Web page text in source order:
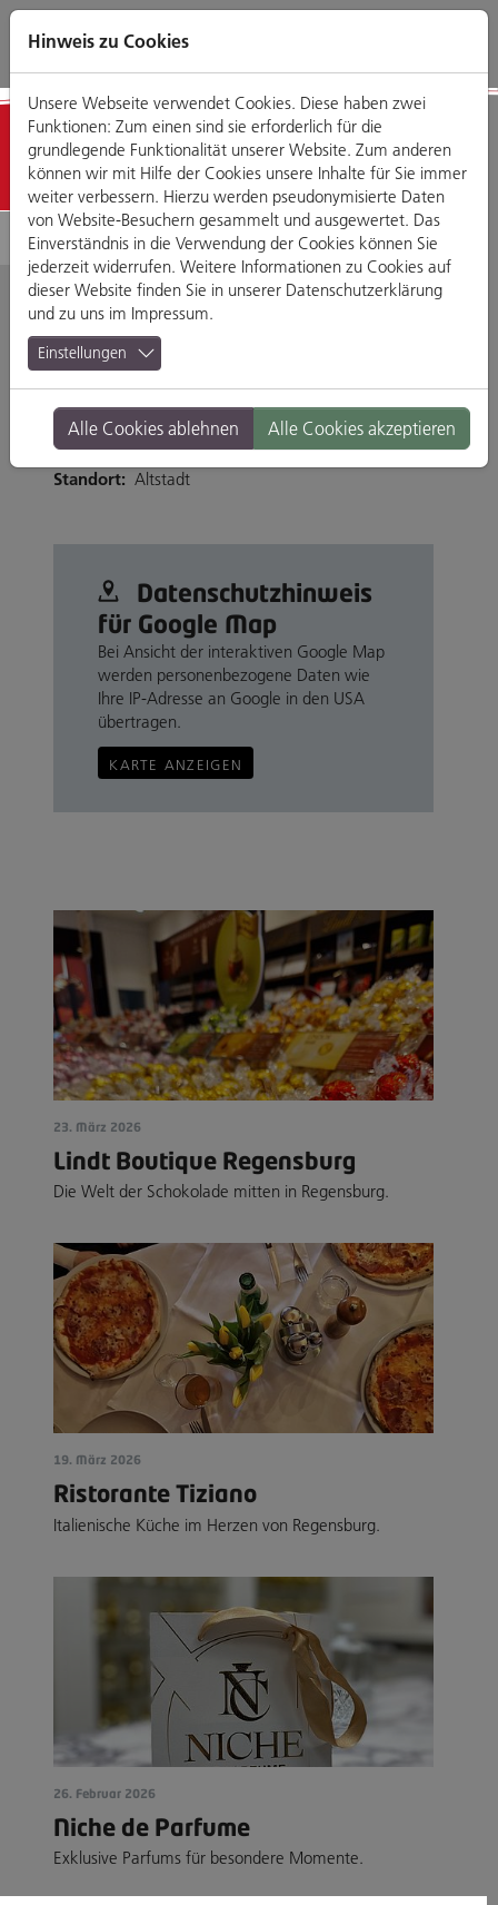
Direkt
zum
Zum
Hauptmenü
Zum
Footermenü
Zur
Website-
Detailansicht
Cupcakery
Domstraße 1, 93047 Regensburg
http://www.cupcakery-regensburg.de/
Branche: Cafés
Standort: Altstadt
Datenschutz­hinweis
für Google Map
Bei Ansicht der interaktiven Google Map
werden personenbezogene Daten wie
Ihre IP-Adresse an Google in den USA
übertragen.
KARTE ANZEIGEN
23. März 2026
Lindt Boutique Regensburg
Die Welt der Schokolade mitten in Regensburg.
19. März 2026
Ristorante Tiziano
Italienische Küche im Herzen von Regensburg.
26. Februar 2026
Niche de Parfume
Exklusive Parfums für besondere Momente.
Hinweis zu Cookies
Unsere Webseite verwendet Cookies. Diese haben zwei
Funktionen: Zum einen sind sie erforderlich für die
grundlegende Funktionalität unserer Website. Zum anderen
können wir mit Hilfe der Cookies unsere Inhalte für Sie immer
weiter verbessern. Hierzu werden pseudonymisierte Daten
von Website-Besuchern gesammelt und ausgewertet. Das
Einverständnis in die Verwendung der Cookies können Sie
jederzeit widerrufen. Weitere Informationen zu Cookies auf
dieser Website finden Sie in unserer Datenschutzerklärung
und zu uns im Impressum.
Einstellungen
Alle Cookies ablehnen Alle Cookies akzeptieren